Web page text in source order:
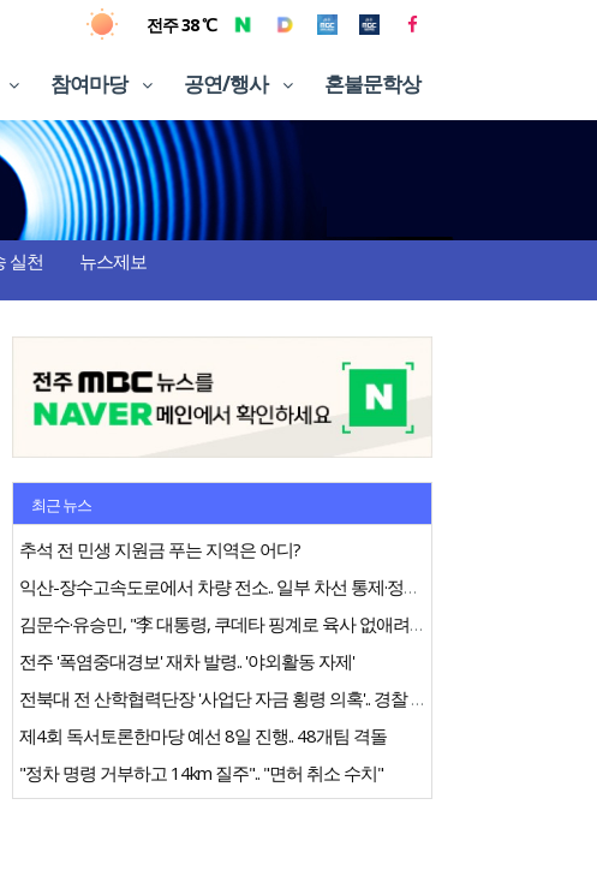
전주 38 ℃
참여마당 공연/행사 혼불문학상
실천 뉴스제보
최근 뉴스
추석 전 민생 지원금 푸는 지역은 어디?
익산-장수고속도로에서 차량 전소.. 일부 차선 통제·정체 빚어져
김문수·유승민, "李 대통령, 쿠데타 핑계로 육사 없애려는 것"
전주 '폭염중대경보' 재차 발령.. '야외활동 자제'
전북대 전 산학협력단장 '사업단 자금 횡령 의혹'.. 경찰 수사
제4회 독서토론한마당 예선 8일 진행.. 48개팀 격돌
"정차 명령 거부하고 14km 질주".. "면허 취소 수치"